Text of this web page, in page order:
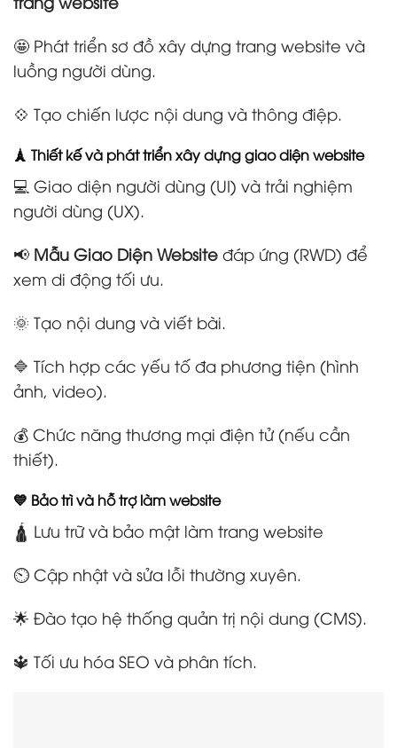
🤩 Phát triển sơ đồ xây dựng trang website và
luồng người dùng.
💠 Tạo chiến lược nội dung và thông điệp.
🗼 Thiết kế và phát triển xây dựng giao diện website
💻 Giao diện người dùng (UI) và trải nghiệm
người dùng (UX).
📢 Mẫu Giao Diện Website đáp ứng (RWD) để
xem di động tối ưu.
🌞 Tạo nội dung và viết bài.
🔷 Tích hợp các yếu tố đa phương tiện (hình
ảnh, video).
💰 Chức năng thương mại điện tử (nếu cần
thiết).
💙 Bảo trì và hỗ trợ làm website
🛕 Lưu trữ và bảo mật làm trang website
⏲️ Cập nhật và sửa lỗi thường xuyên.
🌟 Đào tạo hệ thống quản trị nội dung (CMS).
🔱 Tối ưu hóa SEO và phân tích.